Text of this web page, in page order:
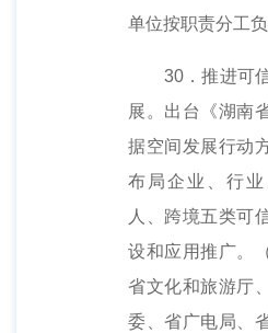
单位按职责分工负
30．推进可信
展。出台《湖南
据空间发展行动
布局企业、行
人、跨境五类可
设和应用推广。
省文化和旅游厅
委、省广电局、